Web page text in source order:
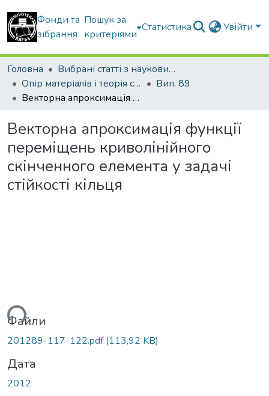
Фонди та
зібрання
Пошук за
критеріями
Статистика Увійти
Головна
Вибрані статті з наукових збірників КНУБА
Опір матеріалів і теорія споруд
Вип. 89
Векторна апроксимація функції переміщень криволінійного скінченного елемента у задачі стійкості кільця
Векторна апроксимація функції
переміщень криволінійного
скінченного елемента у задачі
стійкості кільця
Файли
201289-117-122.pdf(113,92 KB)
Дата
2012